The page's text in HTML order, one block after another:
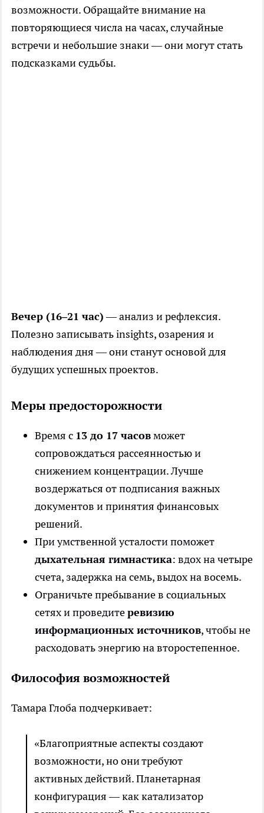
возможности. Обращайте внимание на
повторяющиеся числа на часах, случайные
встречи и небольшие знаки — они могут стать
подсказками судьбы.
Вечер (16–21 час)— анализ и рефлексия.
Полезно записывать insights, озарения и
наблюдения дня — они станут основой для
будущих успешных проектов.
Меры предосторожности
Время с 13 до 17 часовможет
сопровождаться рассеянностью и
снижением концентрации. Лучше
воздержаться от подписания важных
документов и принятия финансовых
решений.
При умственной усталости поможет
дыхательная гимнастика: вдох на четыре
счета, задержка на семь, выдох на восемь.
Ограничьте пребывание в социальных
сетях и проведитеревизию
информационных источников, чтобы не
расходовать энергию на второстепенное.
Философия возможностей
Тамара Глоба подчеркивает:
«Благоприятные аспекты создают
возможности, но они требуют
активных действий. Планетарная
конфигурация — как катализатор